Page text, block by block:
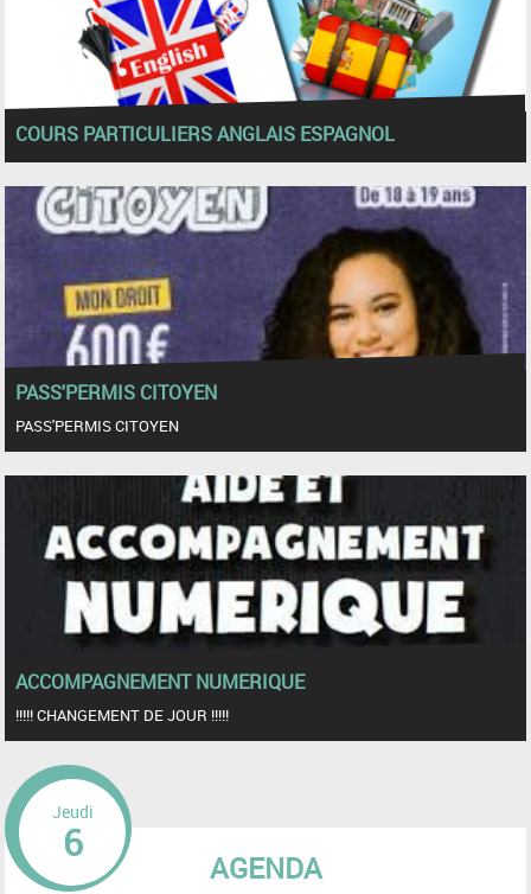
COURS PARTICULIERS ANGLAIS ESPAGNOL
PASS'PERMIS CITOYEN
PASS'PERMIS CITOYEN
ACCOMPAGNEMENT NUMERIQUE
!!!!! CHANGEMENT DE JOUR !!!!!
AGENDA
Jeudi
6